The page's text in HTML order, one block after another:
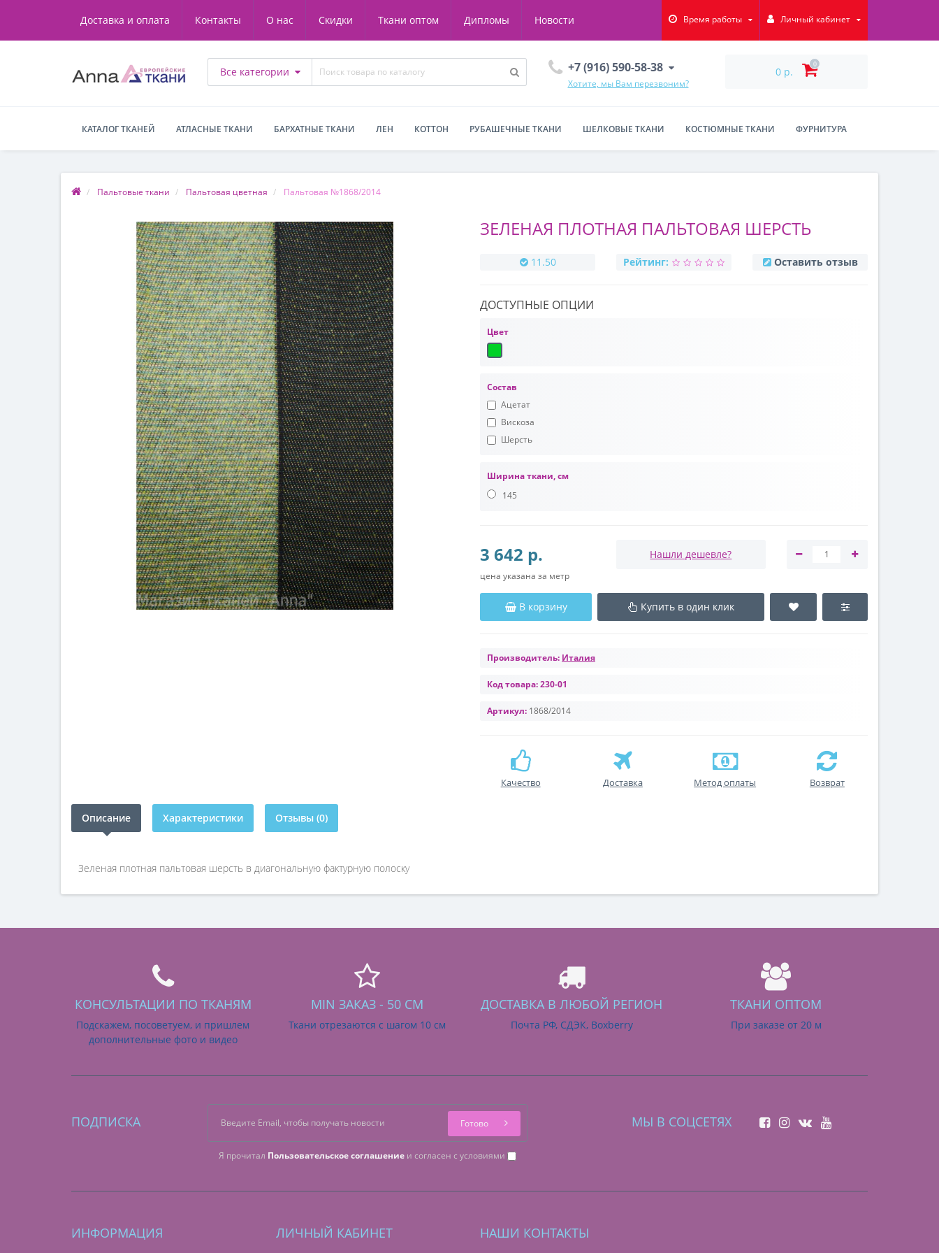
Доставка и оплата Контакты О нас Скидки Ткани оптом Дипломы Новости Время работы Личный кабинет
Все категории +7 (916) 590-58-38
Хотите, мы Вам перезвоним?
0 р.
0
КАТАЛОГ ТКАНЕЙ АТЛАСНЫЕ ТКАНИ БАРХАТНЫЕ ТКАНИ ЛЕН КОТТОН РУБАШЕЧНЫЕ ТКАНИ ШЕЛКОВЫЕ ТКАНИ КОСТЮМНЫЕ ТКАНИ ФУРНИТУРА
Пальтовые ткани Пальтовая цветная Пальтовая №1868/2014
ЗЕЛЕНАЯ ПЛОТНАЯ ПАЛЬТОВАЯ ШЕРСТЬ
11.50 Рейтинг: Оставить отзыв
ДОСТУПНЫЕ ОПЦИИ
Цвет
Состав
Ацетат
Вискоза
Шерсть
Ширина ткани, см
145
3 642 р.
цена указана за метр
Нашли дешевле?
В корзину Купить в один клик
Производитель: Италия
Код товара:230-01
Артикул: 1868/2014
Качество Доставка Метод оплаты Возврат
Описание Характеристики Отзывы (0)
Зеленая плотная пальтовая шерсть в диагональную фактурную полоску
КОНСУЛЬТАЦИИ ПО ТКАНЯМ
Подскажем, посоветуем, и пришлем
дополнительные фото и видео
MIN ЗАКАЗ - 50 СМ
Ткани отрезаются с шагом 10 см
ДОСТАВКА В ЛЮБОЙ РЕГИОН
Почта РФ, СДЭК, Boxberry
ТКАНИ ОПТОМ
При заказе от 20 м
ПОДПИСКА
Я прочитал Пользовательское соглашениеи согласен с условиями
Готово МЫ В СОЦСЕТЯХ
ИНФОРМАЦИЯ ЛИЧНЫЙ КАБИНЕТ НАШИ КОНТАКТЫ